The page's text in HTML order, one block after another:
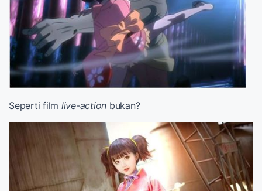
Seperti film live-action bukan?